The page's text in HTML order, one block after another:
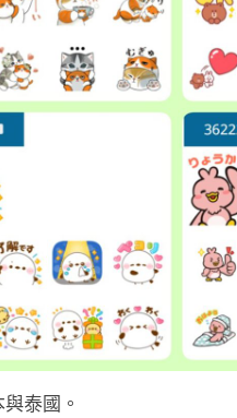
泰國。